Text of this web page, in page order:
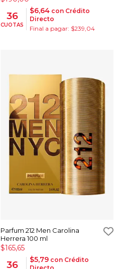
36
CUOTAS
$6,64 con Crédito
Directo
Final a pagar: $239,04
Parfum 212 Men Carolina
Herrera 100 ml
$165,65
36 $5,79 con Crédito